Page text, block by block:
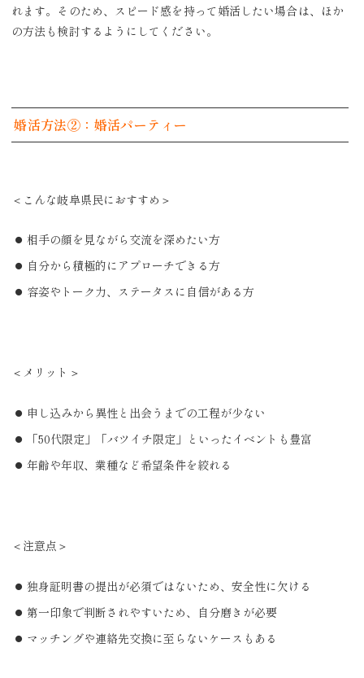
れます。そのため、スピード感を持って婚活したい場合は、ほか
の方法も検討するようにしてください。
婚活方法②：婚活パーティー
＜こんな岐阜県民におすすめ＞
相手の顔を見ながら交流を深めたい方
自分から積極的にアプローチできる方
容姿やトーク力、ステータスに自信がある方
＜メリット＞
申し込みから異性と出会うまでの工程が少ない
「50代限定」「バツイチ限定」といったイベントも豊富
年齢や年収、業種など希望条件を絞れる
＜注意点＞
独身証明書の提出が必須ではないため、安全性に欠ける
第一印象で判断されやすいため、自分磨きが必要
マッチングや連絡先交換に至らないケースもある